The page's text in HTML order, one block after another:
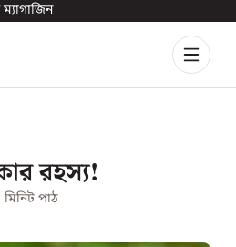
রহস্য!
মিনিট পাঠ